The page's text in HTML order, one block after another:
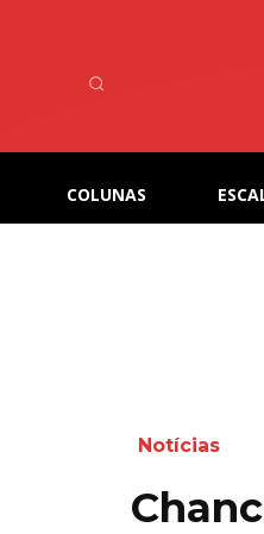
COLUNAS
Notícias